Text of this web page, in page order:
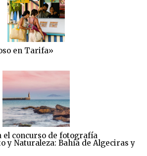
en Tarifa»
el concurso de fotografía
y Naturaleza: Bahía de Algeciras y